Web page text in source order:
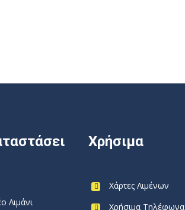
Λιμάνι
Χρήσιμα
Χάρτες Λιμένων
Χρήσιμα Τηλέφωνα